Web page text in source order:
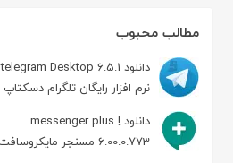
مطالب محبوب
دانلود telegram Desktop 6.5.1
نرم افزار رایگان تلگرام دسکتاپ
دانلود messenger plus !
6.00.0.773 مسنجر مایکروسافت